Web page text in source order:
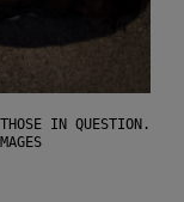
IN QUESTION.